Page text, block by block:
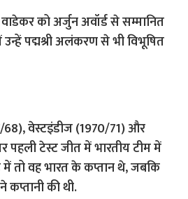
को अर्जुन अवॉर्ड से सम्मानित
पद्मश्री अलंकरण से भी विभूषित
वेस्टइंडीज (1970/71) और
पहली टेस्ट जीत में भारतीय टीम में
तो वह भारत के कप्तान थे, जबकि
कप्तानी की थी.